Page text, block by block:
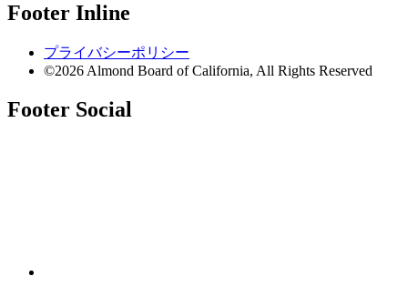
Footer Inline
プライバシーポリシー
©2026 Almond Board of California, All Rights Reserved
Footer Social